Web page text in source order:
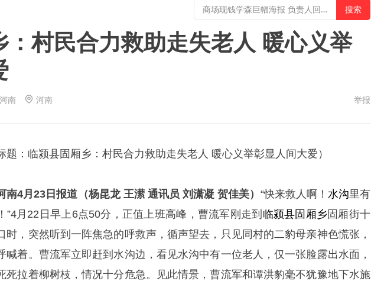
：村民合力救助走失老人 暖心义举
南 河南 举报
题：临颍县固厢乡：村民合力救助走失老人 暖心义举彰显人间大爱）
南4月23日报道（杨昆龙 王潆 通讯员 刘潇凝 贺佳美） “快来救人啊！ 水沟里有
”4月22日早上6点50分，正值上班高峰，曹流军刚走到 临颍县固厢乡 固厢街十
时，突然听到一阵焦急的呼救声，循声望去，只见同村的二豹母亲神色慌张，
喊着。曹流军立即赶到水沟边，看见水沟中有一位老人，仅一张脸露出水面，
死拉着柳树枝，情况十分危急。见此情景，曹流军和谭洪豹毫不犹豫地下水施